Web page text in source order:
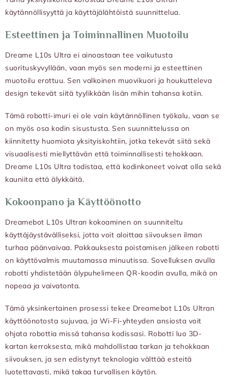
käytännöllisyyttä ja käyttäjälähtöistä suunnittelua.
Esteettinen ja Toiminnallinen Muotoilu
Dreame L10s Ultra ei ainoastaan tee vaikutusta
suorituskyvyllään, vaan myös sen moderni ja esteettinen
muotoilu erottuu. Sen valkoinen muovikuori ja houkutteleva
design tekevät siitä tyylikkään lisän mihin tahansa kotiin.
Tämä robotti-imuri ei ole vain käytännöllinen työkalu, vaan se
on myös osa kodin sisustusta. Sen suunnittelussa on
kiinnitetty huomiota yksityiskohtiin, jotka tekevät siitä sekä
visuaalisesti miellyttävän että toiminnallisesti tehokkaan.
Dreame L10s Ultra todistaa, että kodinkoneet voivat olla sekä
kauniita että älykkäitä.
Kokoonpano ja Käyttöönotto
Dreamebot L10s Ultran kokoaminen on suunniteltu
käyttäjäystävälliseksi, jotta voit aloittaa siivouksen ilman
turhaa päänvaivaa. Pakkauksesta poistamisen jälkeen robotti
on käyttövalmis muutamassa minuutissa. Sovelluksen avulla
robotti yhdistetään älypuhelimeen QR-koodin avulla, mikä on
nopeaa ja vaivatonta.
Tämä yksinkertainen prosessi tekee Dreamebot L10s Ultran
käyttöönotosta sujuvaa, ja Wi-Fi-yhteyden ansiosta voit
ohjata robottia missä tahansa kodissasi. Robotti luo 3D-
kartan kerroksesta, mikä mahdollistaa tarkan ja tehokkaan
siivouksen, ja sen edistynyt teknologia välttää esteitä
luotettavasti, mikä takaa turvallisen käytön.